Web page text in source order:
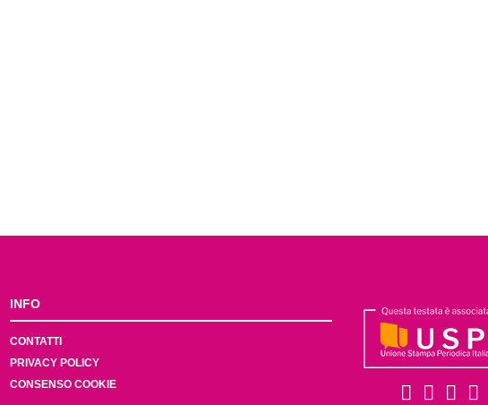
INFO
CONTATTI
PRIVACY POLICY
CONSENSO COOKIE